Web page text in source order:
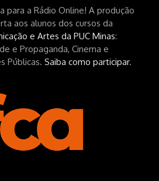
para a Rádio Online! A produção
aos alunos dos cursos da
e Artes da PUC Minas:
e Propaganda, Cinema e
Públicas. Saiba como participar.